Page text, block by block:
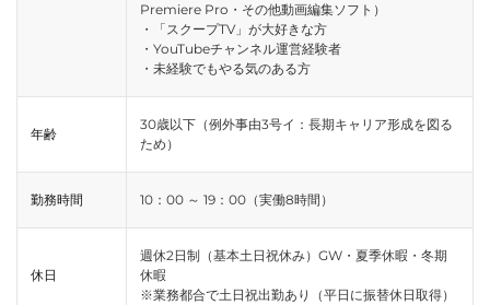
Premiere Pro・その他動画編集ソフト）
・「スクープTV」が大好きな方
・YouTubeチャンネル運営経験者
・未経験でもやる気のある方
年齢
30歳以下（例外事由3号イ：長期キャリア形成を図る
ため）
勤務時間 10：00 ～ 19：00（実働8時間）
休日
週休2日制（基本土日祝休み）GW・夏季休暇・冬期
休暇
※業務都合で土日祝出勤あり（平日に振替休日取得）